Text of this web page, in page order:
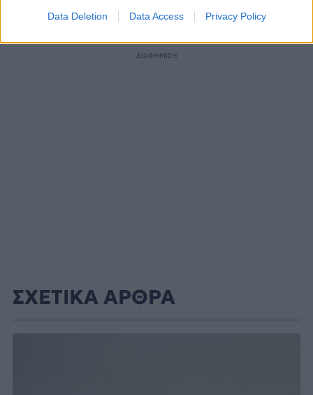
Data Deletion Data Access Privacy Policy
ΔΙΑΦΗΜΙΣΗ
ΣΧΕΤΙΚΑ ΑΡΘΡΑ